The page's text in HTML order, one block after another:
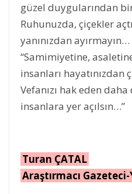
güzel duygularından
Ruhunuzda, çiçekler
yanınızdan ayırmayın…
“Samimiyetine,
insanları hayatınızdan
Vefanızı hak eden
insanlara yer açılsın…”
Turan ÇATAL
Araştırmacı